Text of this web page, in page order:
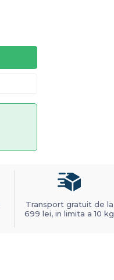
Transport gratuit de la
699 lei, in limita a 10 kg